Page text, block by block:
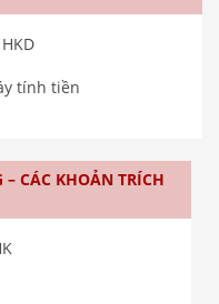
tính tiền
CÁC KHOẢN TRÍCH